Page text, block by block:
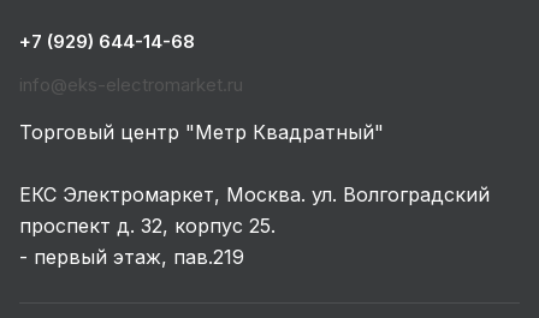
+7 (929) 644-14-68
info@eks-electromarket.ru
Торговый центр "Метр Квадратный"
ЕКС Электромаркет, Москва. ул. Волгоградский
проспект д. 32, корпус 25.
- первый этаж, пав.219